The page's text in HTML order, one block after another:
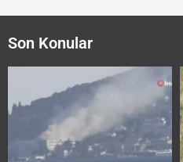
Son Konular